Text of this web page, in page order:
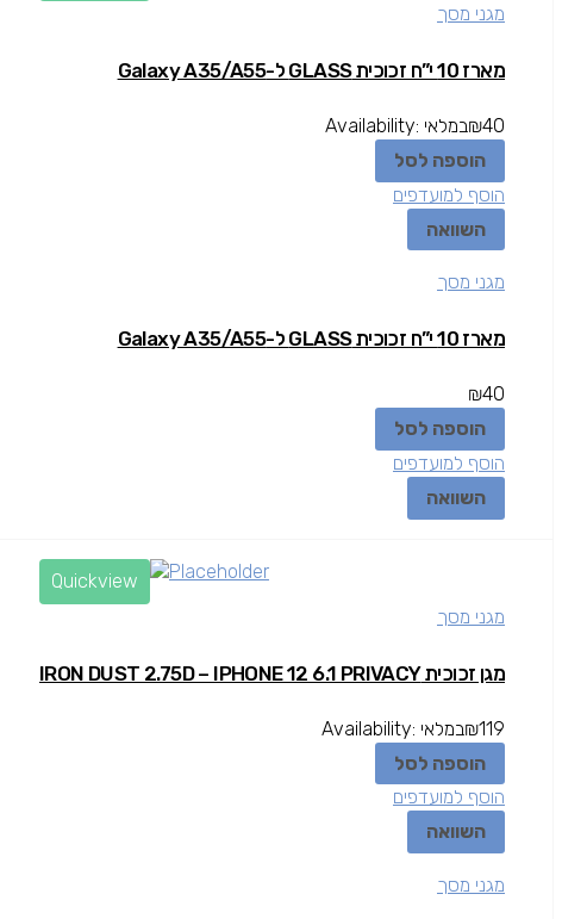
מגני מסך
מארז 10 י”ח זכוכית GLASS ל-Galaxy A35/A55
₪40
Availability: במלאי
הוספה לסל
הוסף למועדפים
השוואה
מגני מסך
מארז 10 י”ח זכוכית GLASS ל-Galaxy A35/A55
₪40
הוספה לסל
הוסף למועדפים
השוואה
Quickview
מגני מסך
מגן זכוכית IRON DUST 2.75D – IPHONE 12 6.1 PRIVACY
₪119
Availability: במלאי
הוספה לסל
הוסף למועדפים
השוואה
מגני מסך